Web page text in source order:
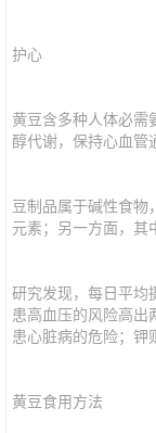
护心
黄豆含多种人体必需
醇代谢，保持心血管
豆制品属于碱性食物
元素；另一方面，其
研究发现，每日平均
患高血压的风险高出
患心脏病的危险；钾
黄豆食用方法